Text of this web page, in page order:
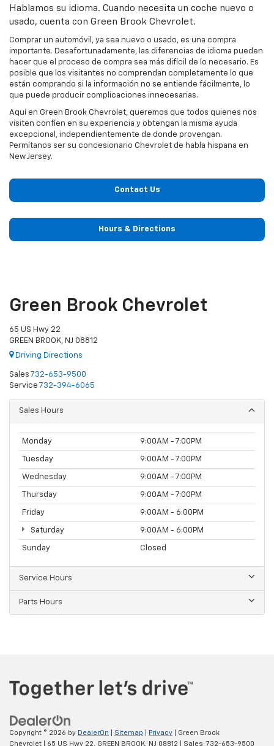
Hablamos su idioma. Cuando necesita un coche nuevo o
usado, cuenta con Green Brook Chevrolet.
Comprar un automóvil, ya sea nuevo o usado, es una compra
importante. Desafortunadamente, las diferencias de idioma pueden
hacer que el proceso de compra sea más difícil de lo necesario. Es
posible que los visitantes no comprendan completamente lo que
están comprando si la información no se entiende fácilmente, lo
que puede producir complicaciones innecesarias.
Aquí en Green Brook Chevrolet, queremos que todos quienes nos
visiten confíen en su experiencia y obtengan la misma ayuda
excepcional, independientemente de donde provengan.
Permítanos ser su concesionario Chevrolet de habla hispana en
New Jersey.
Contact Us
Hours & Directions
Green Brook Chevrolet
65 US Hwy 22
GREEN BROOK, NJ 08812
Driving Directions
Sales 732-653-9500
Service 732-394-6065
Sales Hours
Monday 9:00AM - 7:00PM
Tuesday 9:00AM - 7:00PM
Wednesday 9:00AM - 7:00PM
Thursday 9:00AM - 7:00PM
Friday 9:00AM - 6:00PM
Saturday 9:00AM - 6:00PM
Sunday Closed
Service Hours
Parts Hours
Copyright © 2026 by DealerOn Sitemap Privacy | Green Brook
Chevrolet
65 US Hwy 22, GREEN BROOK, NJ 08812 | Sales: 732-653-9500